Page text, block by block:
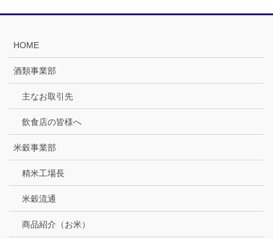
HOME
酒類事業部
主なお取引先
飲食店の皆様へ
米穀事業部
精米工場長
米穀流通
商品紹介（お米）